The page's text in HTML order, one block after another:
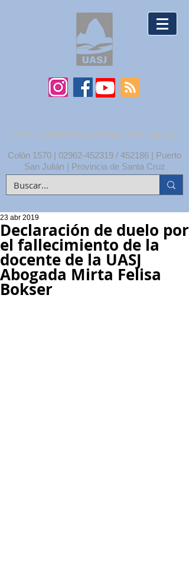
UNPA | UNIDAD ACADÉMICA SAN JULIÁN
Colón 1570 | 02962-452319 / 452186 | Puerto
San Julián | Provincia de Santa Cruz
Declaración de duelo por
el fallecimiento de la
docente de la UASJ
Abogada Mirta Felisa
Bokser
23 abr 2019